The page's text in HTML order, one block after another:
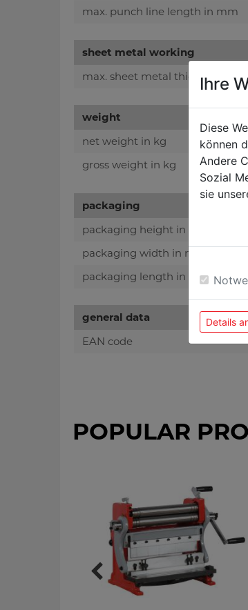
max. punch line length in mm
sheet metal working
max. sheet metal thickness in
weight
net weight in kg
gross weight in kg
packaging
packaging height in mm
packaging width in mm
packaging length in mm
general data
EAN code
POPULAR
Ihre
Diese
können
Andere
Sozial
sie
Details